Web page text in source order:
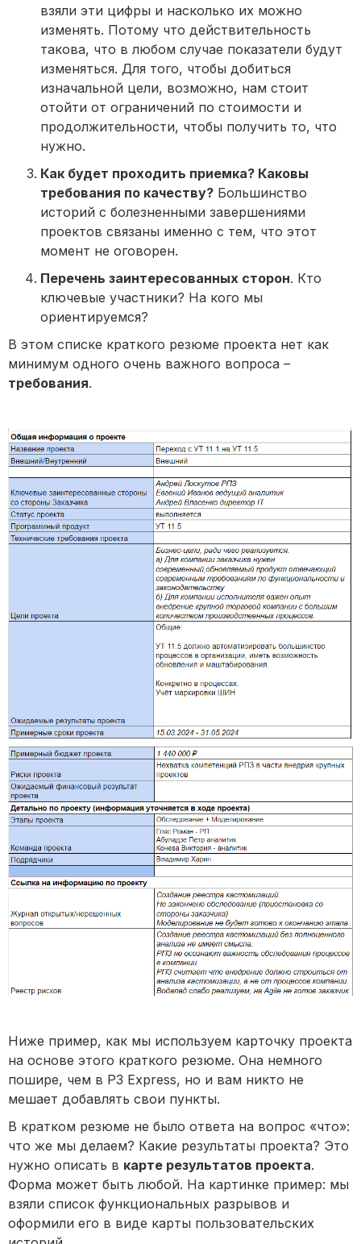
взяли эти цифры и насколько их можно
изменять. Потому что действительность
такова, что в любом случае показатели будут
изменяться. Для того, чтобы добиться
изначальной цели, возможно, нам стоит
отойти от ограничений по стоимости и
продолжительности, чтобы получить то, что
нужно.
Как будет проходить приемка? Каковы
требования по качеству? Большинство
историй с болезненными завершениями
проектов связаны именно с тем, что этот
момент не оговорен.
Перечень заинтересованных сторон. Кто
ключевые участники? На кого мы
ориентируемся?
В этом списке краткого резюме проекта нет как
минимум одного очень важного вопроса –
требования.
Ниже пример, как мы используем карточку проекта
на основе этого краткого резюме. Она немного
пошире, чем в P3 Express, но и вам никто не
мешает добавлять свои пункты.
В кратком резюме не было ответа на вопрос «что»:
что же мы делаем? Какие результаты проекта? Это
нужно описать в карте результатов проекта.
Форма может быть любой. На картинке пример: мы
взяли список функциональных разрывов и
оформили его в виде карты пользовательских